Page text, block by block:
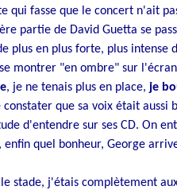
qui fasse que le concert n'ait
partie de David Guetta se
plus en plus forte, plus intense
montrer "en ombre" sur
, je ne tenais plus en place, je
constater que sa voix était aussi
d'entendre sur ses CD. On
quel bonheur, George
stade, j'étais complètement